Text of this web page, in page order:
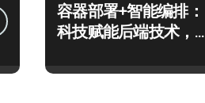
容器部署+智能编排：
科技赋能后端技术，服